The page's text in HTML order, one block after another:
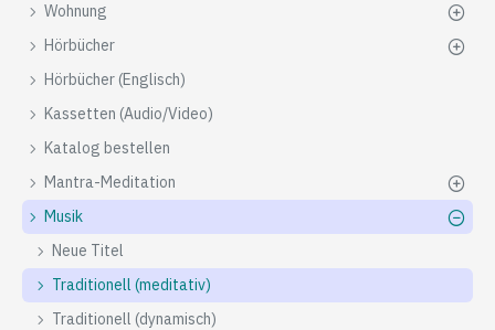
Wohnung
Hörbücher
Hörbücher (Englisch)
Kassetten (Audio/Video)
Katalog bestellen
Mantra-Meditation
Musik
Neue Titel
Traditionell (meditativ)
Traditionell (dynamisch)